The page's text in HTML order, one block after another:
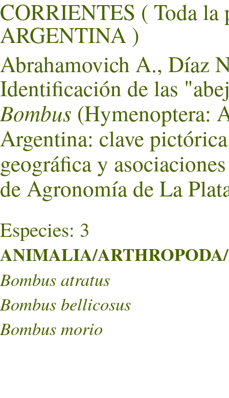
CORRIENTES ( Toda
ARGENTINA )
Abrahamovich A., Díaz
Identificación de las
Bombus (Hymenoptera:
Argentina: clave
geográfica y
de Agronomía de La
Especies: 3
ANIMALIA/
Bombus atratus
Bombus bellicosus
Bombus morio